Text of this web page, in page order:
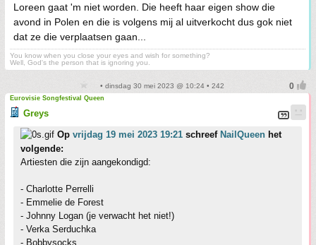
Loreen gaat 'm niet worden. Die heeft haar eigen show die
avond in Polen en die is volgens mij al uitverkocht dus gok niet
dat ze die verplaatsen gaan...
You know when you close your eyes and wish for something?
Well, God's the person that is ignoring you.
• dinsdag 30 mei 2023 @ 10:24 • 242
Eurovisie Songfestival Queen
Greys
Op vrijdag 19 mei 2023 19:21 schreef NailQueen het
volgende:
Artiesten die zijn aangekondigd:
- Charlotte Perrelli
- Emmelie de Forest
- Johnny Logan (je verwacht het niet!)
- Verka Serduchka
- Bobbysocks